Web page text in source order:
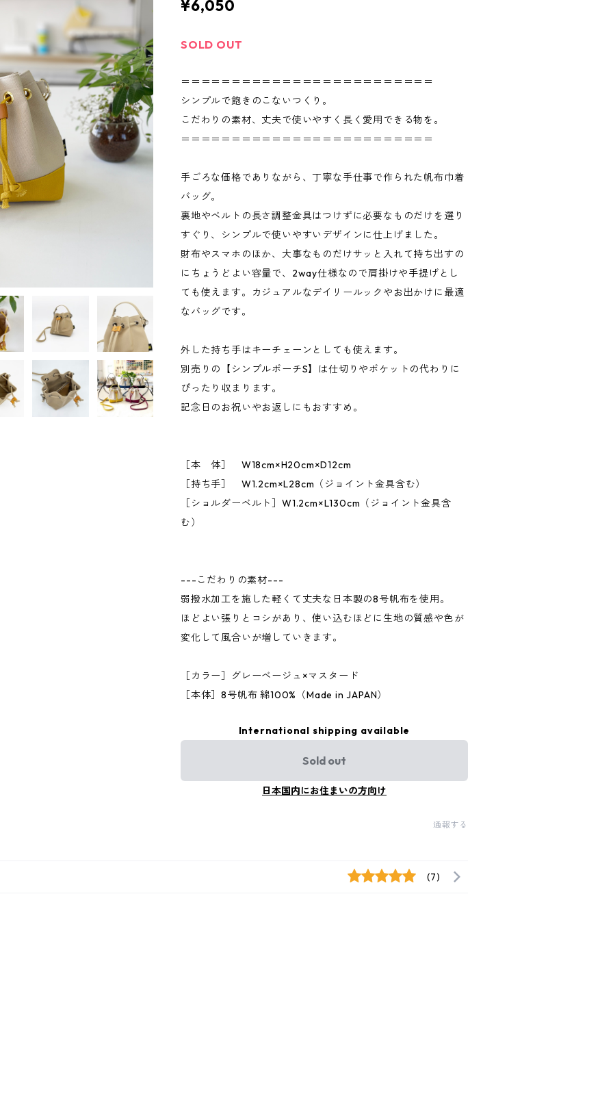
¥6,050
SOLD OUT
＝＝＝＝＝＝＝＝＝＝＝＝＝＝＝＝＝＝＝＝＝＝＝＝＝
シンプルで飽きのこないつくり。
こだわりの素材、丈夫で使いやすく長く愛用できる物を。
＝＝＝＝＝＝＝＝＝＝＝＝＝＝＝＝＝＝＝＝＝＝＝＝＝
手ごろな価格でありながら、丁寧な手仕事で作られた帆布巾着
バッグ。
裏地やベルトの長さ調整金具はつけずに必要なものだけを選り
すぐり、シンプルで使いやすいデザインに仕上げました。
財布やスマホのほか、大事なものだけサッと入れて持ち出すの
にちょうどよい容量で、2way仕様なので肩掛けや手提げとし
ても使えます。カジュアルなデイリールックやお出かけに最適
なバッグです。
外した持ち手はキーチェーンとしても使えます。
別売りの【シンプルポーチS】は仕切りやポケットの代わりに
ぴったり収まります。
記念日のお祝いやお返しにもおすすめ。
［本 体］ W18cm×H20cm×D12cm
［持ち手］ W1.2cm×L28cm（ジョイント金具含む）
［ショルダーベルト］W1.2cm×L130cm（ジョイント金具含
む）
---こだわりの素材---
弱撥水加工を施した軽くて丈夫な日本製の8号帆布を使用。
ほどよい張りとコシがあり、使い込むほどに生地の質感や色が
変化して風合いが増していきます。
［カラー］グレーベージュ×マスタード
［本体］8号帆布 綿100%（Made in JAPAN）
International shipping available
Sold out
日本国内にお住まいの方向け
通報する
(7)